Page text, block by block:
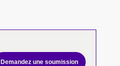
Demandez une soumission